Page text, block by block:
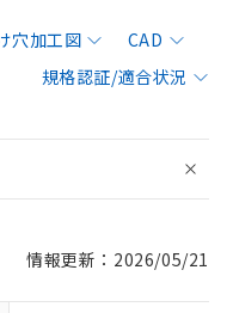
穴加工図
CAD
規格認証/適合状況
情報更新：2026/05/21